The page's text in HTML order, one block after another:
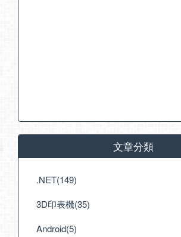
文章分類
.NET(149)
3D印表機(35)
Android(5)